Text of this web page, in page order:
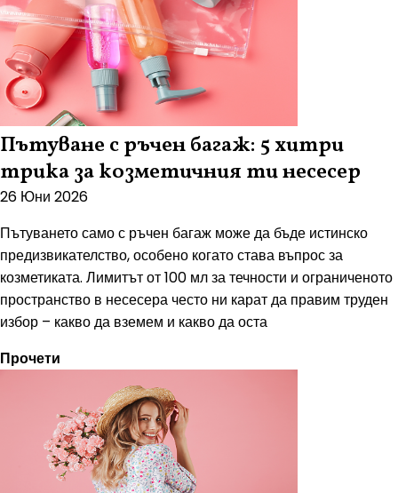
Пътуване с ръчен багаж: 5 хитри
трика за козметичния ти несесер
26 Юни 2026
Пътуването само с ръчен багаж може да бъде истинско
предизвикателство, особено когато става въпрос за
козметиката. Лимитът от 100 мл за течности и ограниченото
пространство в несесера често ни карат да правим труден
избор – какво да вземем и какво да оста
Прочети